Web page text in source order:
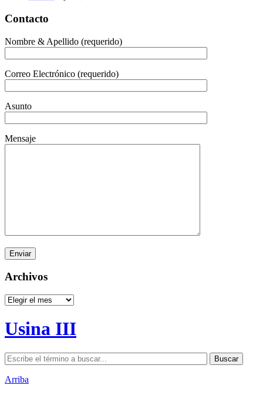
Contacto
Nombre & Apellido (requerido)
Correo Electrónico (requerido)
Asunto
Mensaje
Archivos
Archivos
Usina III
Arriba